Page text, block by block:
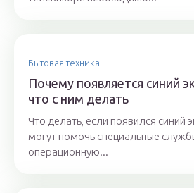
Бытовая техника
Почему появляется синий
что с ним делать
Что делать, если появился синий
могут помочь специальные
операционную...